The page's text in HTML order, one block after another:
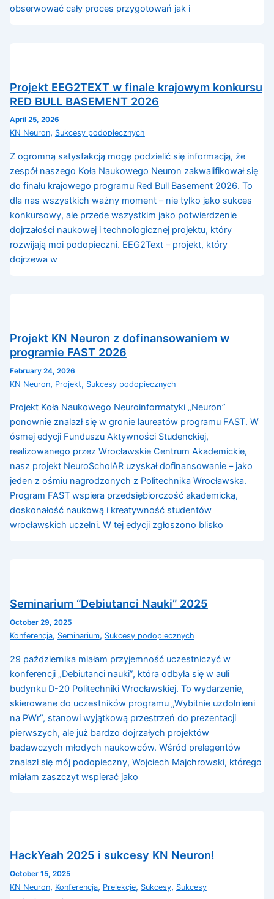
obserwować cały proces przygotowań jak i
Projekt EEG2TEXT w finale krajowym konkursu
RED BULL BASEMENT 2026
April 25, 2026
KN Neuron, Sukcesy podopiecznych
Z ogromną satysfakcją mogę podzielić się informacją, że
zespół naszego Koła Naukowego Neuron zakwalifikował się
do finału krajowego programu Red Bull Basement 2026. To
dla nas wszystkich ważny moment – nie tylko jako sukces
konkursowy, ale przede wszystkim jako potwierdzenie
dojrzałości naukowej i technologicznej projektu, który
rozwijają moi podopieczni. EEG2Text – projekt, który
dojrzewa w
Projekt KN Neuron z dofinansowaniem w
programie FAST 2026
February 24, 2026
KN Neuron, Projekt, Sukcesy podopiecznych
Projekt Koła Naukowego Neuroinformatyki „Neuron”
ponownie znalazł się w gronie laureatów programu FAST. W
ósmej edycji Funduszu Aktywności Studenckiej,
realizowanego przez Wrocławskie Centrum Akademickie,
nasz projekt NeuroScholAR uzyskał dofinansowanie – jako
jeden z ośmiu nagrodzonych z Politechnika Wrocławska.
Program FAST wspiera przedsiębiorczość akademicką,
doskonałość naukową i kreatywność studentów
wrocławskich uczelni. W tej edycji zgłoszono blisko
Seminarium “Debiutanci Nauki” 2025
October 29, 2025
Konferencja, Seminarium, Sukcesy podopiecznych
29 października miałam przyjemność uczestniczyć w
konferencji „Debiutanci nauki”, która odbyła się w auli
budynku D-20 Politechniki Wrocławskiej. To wydarzenie,
skierowane do uczestników programu „Wybitnie uzdolnieni
na PWr”, stanowi wyjątkową przestrzeń do prezentacji
pierwszych, ale już bardzo dojrzałych projektów
badawczych młodych naukowców. Wśród prelegentów
znalazł się mój podopieczny, Wojciech Majchrowski, którego
miałam zaszczyt wspierać jako
HackYeah 2025 i sukcesy KN Neuron!
October 15, 2025
KN Neuron, Konferencja, Prelekcje, Sukcesy, Sukcesy